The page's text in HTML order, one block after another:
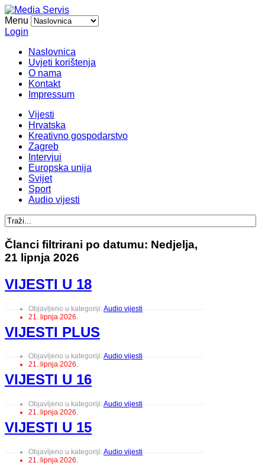
Menu
Login
Naslovnica
Uvjeti korištenja
O nama
Kontakt
Impressum
Vijesti
Hrvatska
Kreativno gospodarstvo
Zagreb
Intervjui
Europska unija
Svijet
Sport
Audio vijesti
Članci filtrirani po datumu: Nedjelja,
21 lipnja 2026
VIJESTI U 18
Objavljeno u kategoriji:Audio vijesti
21. lipnja 2026.
VIJESTI PLUS
Objavljeno u kategoriji:Audio vijesti
21. lipnja 2026.
VIJESTI U 16
Objavljeno u kategoriji:Audio vijesti
21. lipnja 2026.
VIJESTI U 15
Objavljeno u kategoriji:Audio vijesti
21. lipnja 2026.